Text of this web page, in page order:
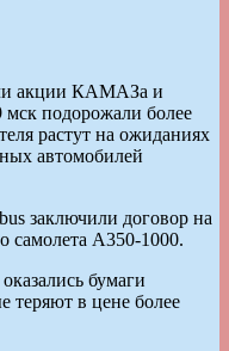
акции КАМАЗа и
подорожали более
растут на ожиданиях
автомобилей
заключили договор на
самолета А350-1000.
бумаги
теряют в цене более